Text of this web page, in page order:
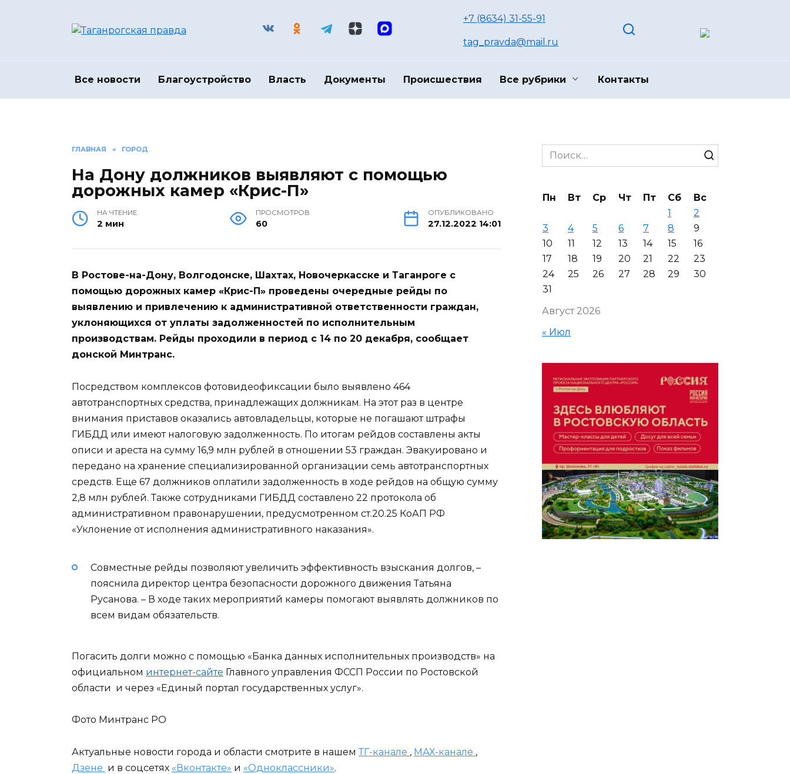
+7 (8634) 31-55-91
tag_pravda@mail.ru
Все новости Благоустройство Власть Документы Происшествия Все рубрики Контакты
ГЛАВНАЯ » ГОРОД
На Дону должников выявляют с помощью
дорожных камер «Крис-П»
НА ЧТЕНИЕ
2 мин
ПРОСМОТРОВ
60
ОПУБЛИКОВАНО
27.12.2022 14:01
В Ростове-на-Дону, Волгодонске, Шахтах, Новочеркасске и Таганроге с
помощью дорожных камер «Крис-П» проведены очередные рейды по
выявлению и привлечению к административной ответственности граждан,
уклоняющихся от уплаты задолженностей по исполнительным
производствам. Рейды проходили в период с 14 по 20 декабря, сообщает
донской Минтранс.
Посредством комплексов фотовидеофиксации было выявлено 464
автотранспортных средства, принадлежащих должникам. На этот раз в центре
внимания приставов оказались автовладельцы, которые не погашают штрафы
ГИБДД или имеют налоговую задолженность. По итогам рейдов составлены акты
описи и ареста на сумму 16,9 млн рублей в отношении 53 граждан. Эвакуировано и
передано на хранение специализированной организации семь автотранспортных
средств. Еще 67 должников оплатили задолженность в ходе рейдов на общую сумму
2,8 млн рублей. Также сотрудниками ГИБДД составлено 22 протокола об
административном правонарушении, предусмотренном ст.20.25 КоАП РФ
«Уклонение от исполнения административного наказания».
Совместные рейды позволяют увеличить эффективность взыскания долгов, –
пояснила директор центра безопасности дорожного движения Татьяна
Русанова. – В ходе таких мероприятий камеры помогают выявлять должников по
всем видам обязательств.
Погасить долги можно с помощью «Банка данных исполнительных производств» на
официальном интернет-сайте Главного управления ФССП России по Ростовской
области и через «Единый портал государственных услуг».
Фото Минтранс РО
Актуальные новости города и области смотрите в нашем ТГ-канале , МАХ-канале ,
Дзене и в соцсетях «Вконтакте» и «Одноклассники».
Search
for:
Август 2026
Пн Вт Ср Чт Пт Сб
Вс
1
2
3
4 5 6 7 8
9
10
11 12 13 14 15
16
17
18 19 20 21 22
23
24
25 26 27 28 29
30
31
« Июл